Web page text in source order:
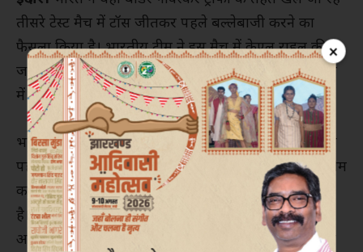
×
तीसरे टेस्ट मैच में टॉस जीतकर पहले बल्लेबाजी करने का
फैसला किया है। भारतीय टीम ने इस मैच में केएल राहुल की
जगह शुभमन गिल को शामिल किया है। वहीं ऑस्ट्रेलियाई टीम
में मिचेल स्टार्क और कैमरन ग्रीन की वापसी हुई है।
भारतीय कप्तान रोहित शर्मा ने टॉस जीतने के बाद कहा, “हम
पहले बल्लेबाजी करेंगे। यह काफी अच्छा ड्रेसिंग रूम है और टीम
का मनोबल ऊंचा है। खिलाड़ियों को अपने कौशल पर भरोसा
है। हमने यहां काफी क्रिकेट खेली है लेकिन यह सतह थोड़ा
अलग है। थोड़ा सूखा दिखता है और आपको अपने कौशल को